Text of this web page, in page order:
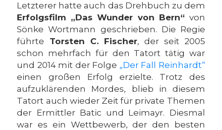
Letzterer hatte auch das Drehbuch zu dem
Erfolgsfilm „Das Wunder von Bern“ von
Sönke Wortmann geschrieben. Die Regie
führte Torsten C. Fischer, der seit 2005
schon mehrfach für den Tatort tätig war
und 2014 mit der Folge „Der Fall Reinhardt“
einen großen Erfolg erzielte. Trotz des
aufzuklärenden Mordes, blieb in diesem
Tatort auch wieder Zeit für private Themen
der Ermittler Batic und Leimayr. Diesmal
war es ein Wettbewerb, der den besten